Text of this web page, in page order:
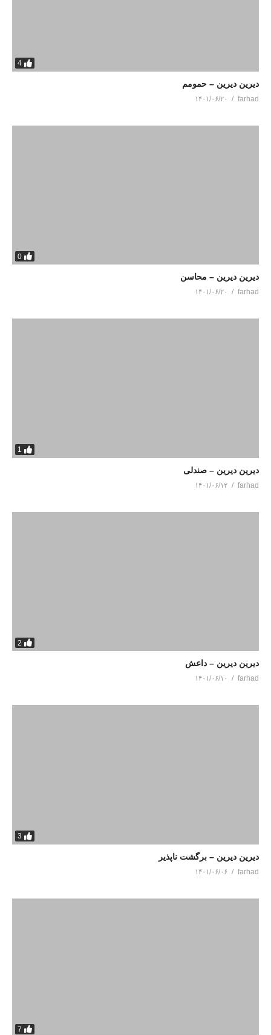
4
دیرین دیرین – حمومم
farhad ۱۴۰۱/۰۶/۲۰
0
دیرین دیرین – محاسن
farhad ۱۴۰۱/۰۶/۲۰
1
دیرین دیرین – صندلی
farhad ۱۴۰۱/۰۶/۱۲
2
دیرین دیرین – داعش
farhad ۱۴۰۱/۰۶/۱۰
3
دیرین دیرین – برگشت ناپذیر
farhad ۱۴۰۱/۰۶/۰۶
7